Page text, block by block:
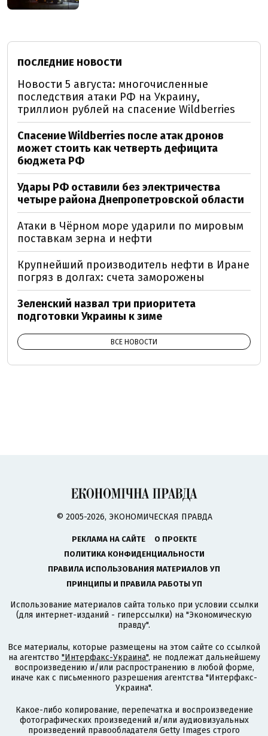
ПОСЛЕДНИЕ НОВОСТИ
Новости 5 августа: многочисленные
последствия атаки РФ на Украину,
триллион рублей на спасение Wildberries
Спасение Wildberries после атак дронов
может стоить как четверть дефицита
бюджета РФ
Удары РФ оставили без электричества
четыре района Днепропетровской области
Атаки в Чёрном море ударили по мировым
поставкам зерна и нефти
Крупнейший производитель нефти в Иране
погряз в долгах: счета заморожены
Зеленский назвал три приоритета
подготовки Украины к зиме
ВСЕ НОВОСТИ
© 2005-2026, ЭКОНОМИЧЕСКАЯ ПРАВДА
РЕКЛАМА НА САЙТЕ
О ПРОЕКТЕ
ПОЛИТИКА КОНФИДЕНЦИАЛЬНОСТИ
ПРАВИЛА ИСПОЛЬЗОВАНИЯ МАТЕРИАЛОВ УП
ПРИНЦИПЫ И ПРАВИЛА РАБОТЫ УП
Использование материалов сайта только при условии ссылки
(для интернет-изданий - гиперссылки) на "Экономическую
правду".
Все материалы, которые размещены на этом сайте со ссылкой
на агентство "Интерфакс-Украина", не подлежат дальнейшему
воспроизведению и/или распространению в любой форме,
иначе как с письменного разрешения агентства "Интерфакс-
Украина".
Какое-либо копирование, перепечатка и воспроизведение
фотографических произведений и/или аудиовизуальных
произведений правообладателя Getty Images строго